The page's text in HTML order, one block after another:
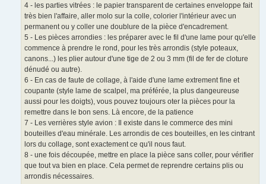
4 - les parties vitrées : le papier transparent de certaines enveloppe fait
très bien l'affaire, aller molo sur la colle, colorier l'intérieur avec un
permanent ou y coller une doublure de la pièce d'encadrement.
5 - Les pièces arrondies : les préparer avec le fil d'une lame pour qu'elle
commence à prendre le rond, pour les très arrondis (style poteaux,
canons...) les plier autour d'une tige de 2 ou 3 mm (fil de fer de cloture
dénudé ou autre).
6 - En cas de faute de collage, à l'aide d'une lame extrement fine et
coupante (style lame de scalpel, ma préférée, la plus dangeureuse
aussi pour les doigts), vous pouvez toujours oter la pièces pour la
remettre dans le bon sens. Là encore, de la patience
7 - Les verrières style avion : Il existe dans le commerce des mini
bouteilles d'eau minérale. Les arrondis de ces bouteilles, en les cintrant
lors du collage, sont exactement ce qu'il nous faut.
8 - une fois découpée, mettre en place la pièce sans coller, pour vérifier
que tout va bien en place. Cela permet de reprendre certains plis ou
arrondis nécessaires.